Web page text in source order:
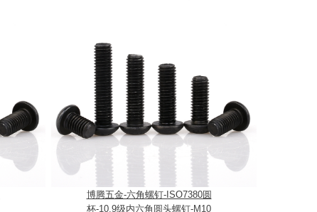
博腾五金-六角螺钉-ISO7380圆
杯-10.9级内六角圆头螺钉-M10